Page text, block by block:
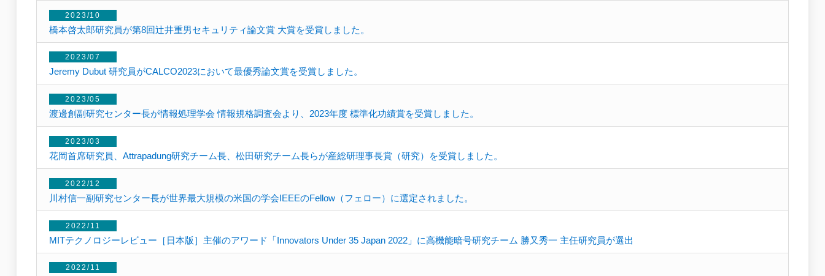
2023/10
橋本啓太郎研究員が第8回辻井重男セキュリティ論文賞 大賞を受賞しました。
2023/07
Jeremy Dubut 研究員がCALCO2023において最優秀論文賞を受賞しました。
2023/05
渡邊創副研究センター長が情報処理学会 情報規格調査会より、2023年度 標準化功績賞を受賞しました。
2023/03
花岡首席研究員、Attrapadung研究チーム長、松田研究チーム長らが産総研理事長賞（研究）を受賞しました。
2022/12
川村信一副研究センター長が世界最大規模の米国の学会IEEEのFellow（フェロー）に選定されました。
2022/11
MITテクノロジーレビュー［日本版］主催のアワード「Innovators Under 35 Japan 2022」に高機能暗号研究チーム 勝又秀一 主任研究員が選出
2022/11